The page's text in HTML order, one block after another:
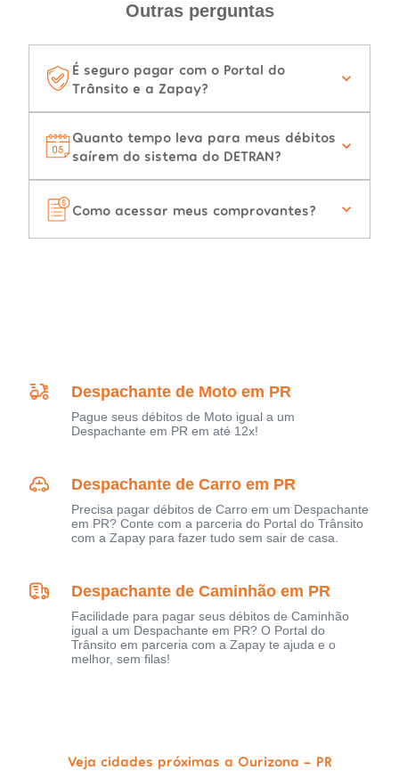
Outras perguntas
É seguro pagar com o Portal do
Trânsito e a Zapay?
Quanto tempo leva para meus débitos
saírem do sistema do DETRAN?
Como acessar meus comprovantes?
Despachante de Moto em PR
Pague seus débitos de Moto igual a um
Despachante em PR em até 12x!
Despachante de Carro em PR
Precisa pagar débitos de Carro em um Despachante
em PR? Conte com a parceria do Portal do Trânsito
com a Zapay para fazer tudo sem sair de casa.
Despachante de Caminhão em PR
Facilidade para pagar seus débitos de Caminhão
igual a um Despachante em PR? O Portal do
Trânsito em parceria com a Zapay te ajuda e o
melhor, sem filas!
Veja cidades próximas a Ourizona - PR